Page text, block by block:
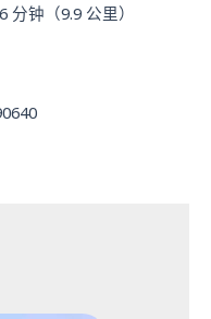
钟（9.9 公里）